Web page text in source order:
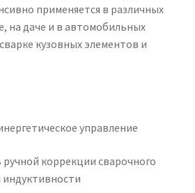
применяется в различных
на даче и в автомобильных
кузовных элементов и
управление
коррекции сварочного